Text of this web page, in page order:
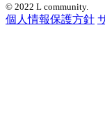
© 2022 L community.
個人情報保護方針